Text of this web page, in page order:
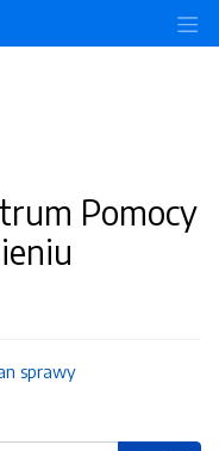
Pomocy
sprawy